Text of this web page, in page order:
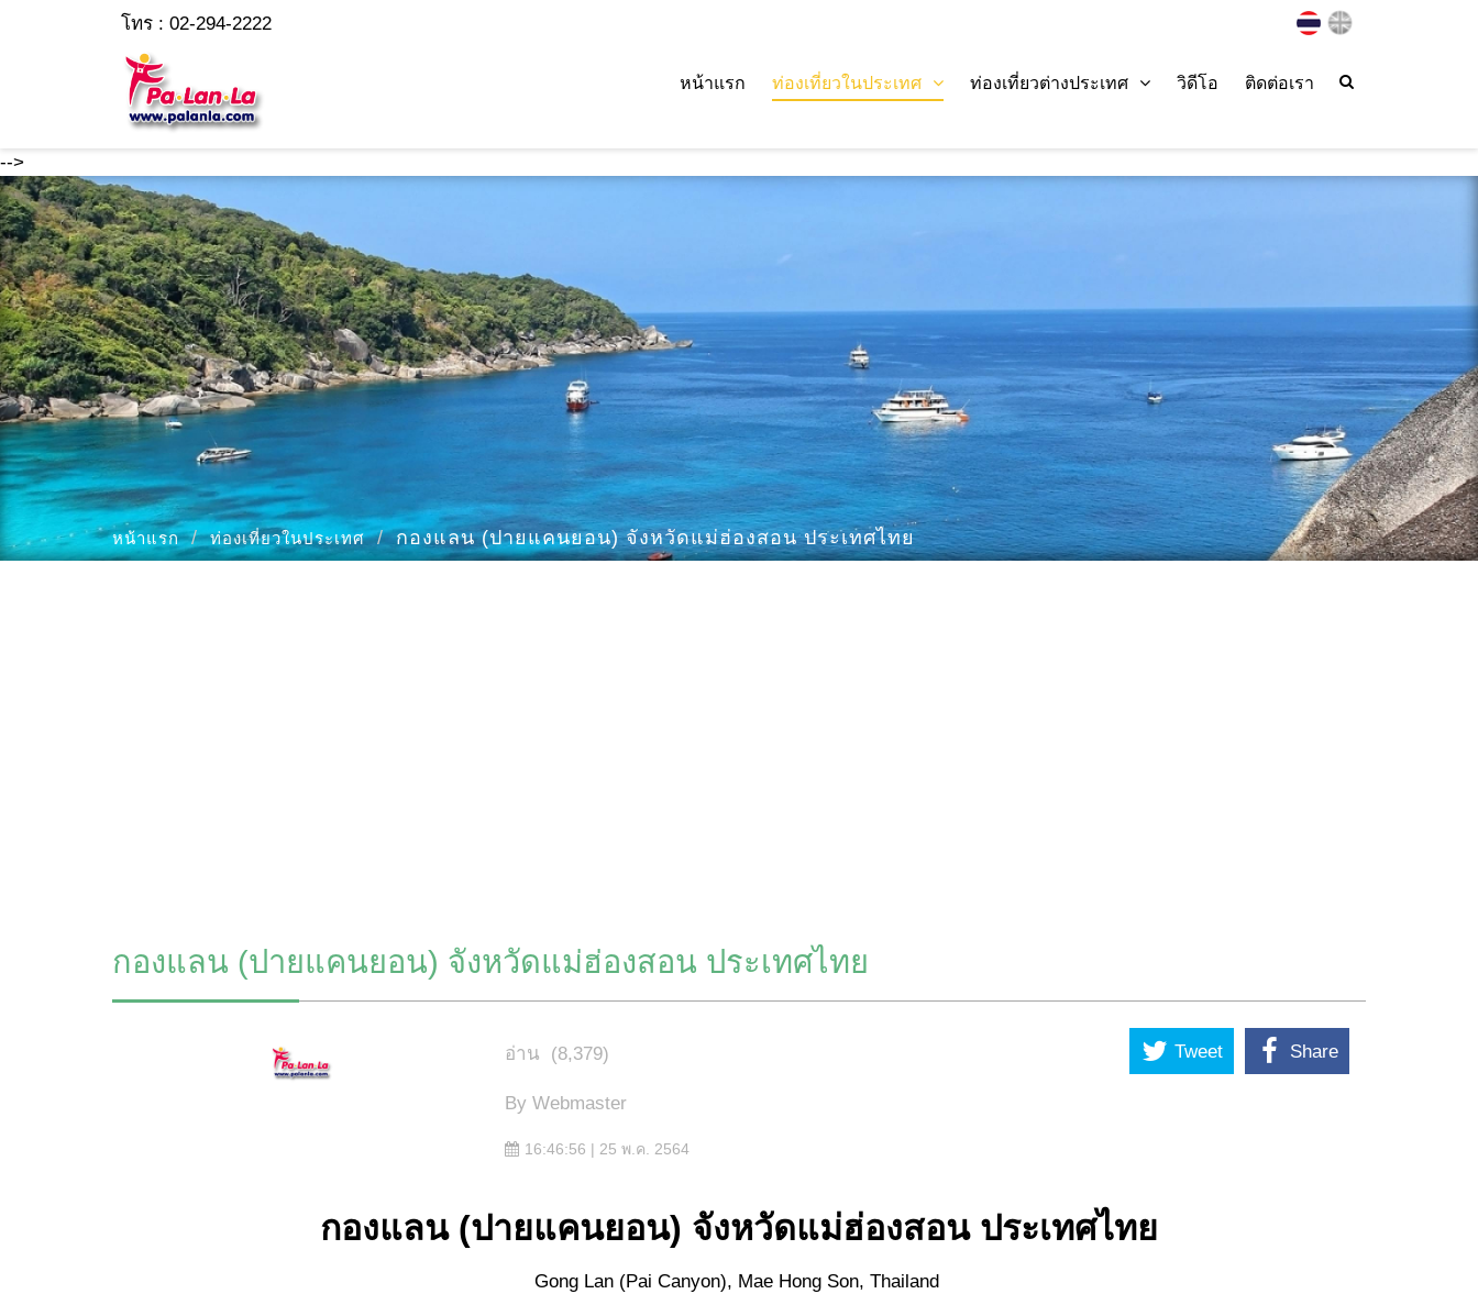
-->
โทร : 02-294-2222
หน้าแรก ท่องเที่ยวในประเทศ ท่องเที่ยวต่างประเทศ วิดีโอ ติดต่อเรา
หน้าแรก ท่องเที่ยวในประเทศ กองแลน (ปายแคนยอน) จังหวัดแม่ฮ่องสอน ประเทศไทย
กองแลน (ปายแคนยอน) จังหวัดแม่ฮ่องสอน ประเทศไทย
อ่าน (8,379)
By Webmaster
16:46:56 | 25 พ.ค. 2564
Tweet Share
กองแลน (ปายแคนยอน) จังหวัดแม่ฮ่องสอน ประเทศไทย
Gong Lan (Pai Canyon), Mae Hong Son, Thailand